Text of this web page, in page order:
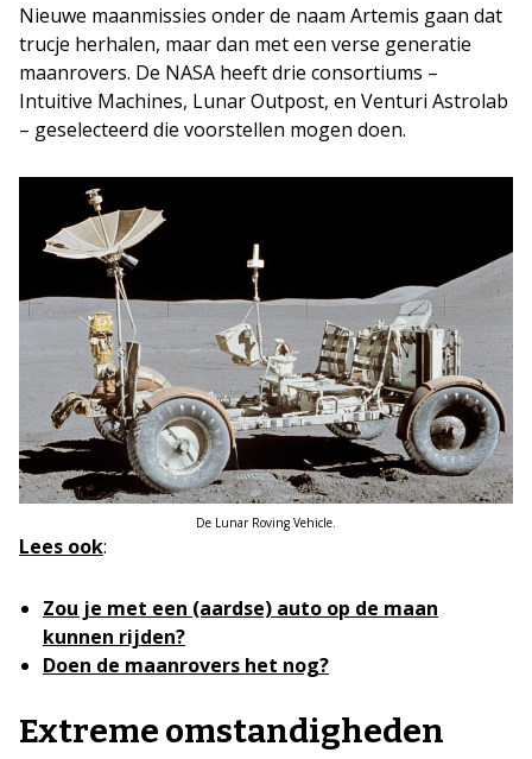
Nieuwe maanmissies onder de naam Artemis gaan dat
trucje herhalen, maar dan met een verse generatie
maanrovers. De NASA heeft drie consortiums –
Intuitive Machines, Lunar Outpost, en Venturi Astrolab
– geselecteerd die voorstellen mogen doen.
De Lunar Roving Vehicle.
Lees ook:
Zou je met een (aardse) auto op de maan
kunnen rijden?
Doen de maanrovers het nog?
Extreme omstandigheden